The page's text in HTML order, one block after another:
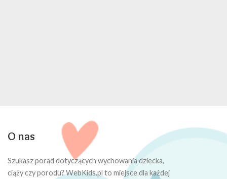
O nas
Szukasz porad dotyczących wychowania dziecka,
ciąży czy porodu? WebKids.pl to miejsce dla każdej